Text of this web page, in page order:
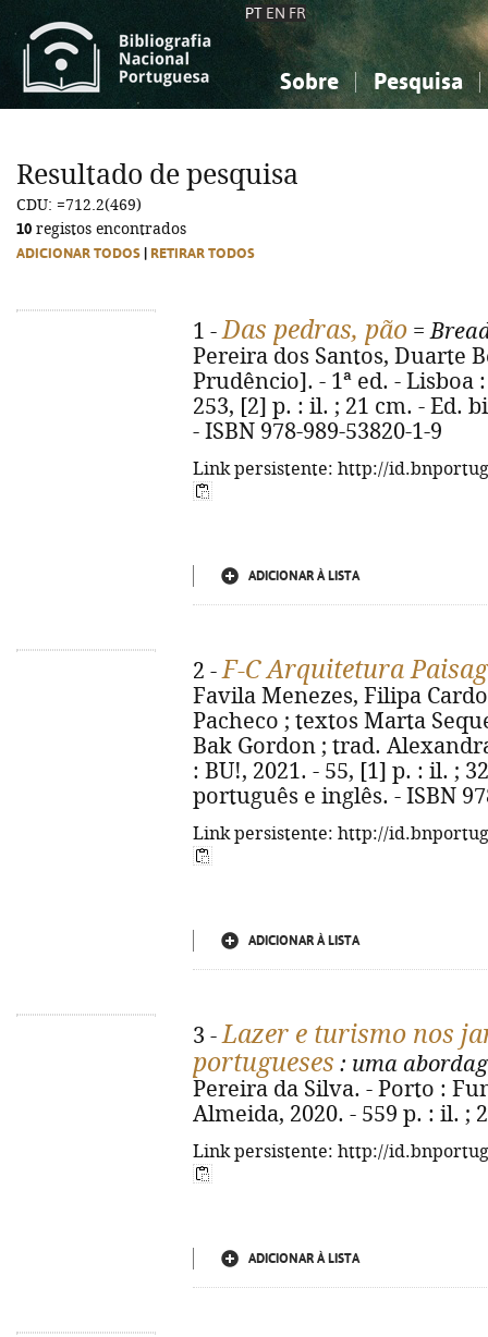
PT EN FR
Sobre Pesquisa
Ciências sociais...
Ciências sociais...
Resultado de pesquisa
CDU: =712.2(469)
10 registos encontrados
ADICIONAR TODOS RETIRAR TODOS
1 -Das pedras, pão =
Pereira dos Santos, Duarte
Prudêncio]. - 1ª ed. - Lisboa
253, [2] p. : il. ; 21 cm. - Ed.
- ISBN 978-989-53820-1-9
Link persistente: http://
ADICIONAR À LISTA
2 -F-C Arquitetura
Favila Menezes, Filipa
Pacheco ; textos Marta
Bak Gordon ; trad.
: BU!, 2021. - 55, [1] p. : il. ;
português e inglês. - ISBN
Link persistente: http://
ADICIONAR À LISTA
3 -Lazer e turismo nos
portugueses : uma
Pereira da Silva. - Porto :
Almeida, 2020. - 559 p. : il. ;
Link persistente: http://
ADICIONAR À LISTA